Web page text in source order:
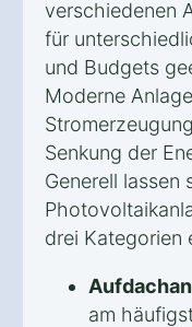
verschiedenen
für
und Budgets
Moderne
Senkung der
Generell lassen
drei Kategorien
am